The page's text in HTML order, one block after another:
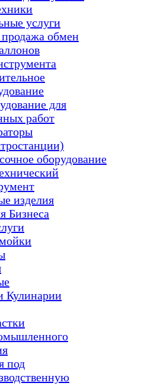
услуги
продажа обмен
для
работ
оборудование
изделия
Бизнеса
Кулинарии
под